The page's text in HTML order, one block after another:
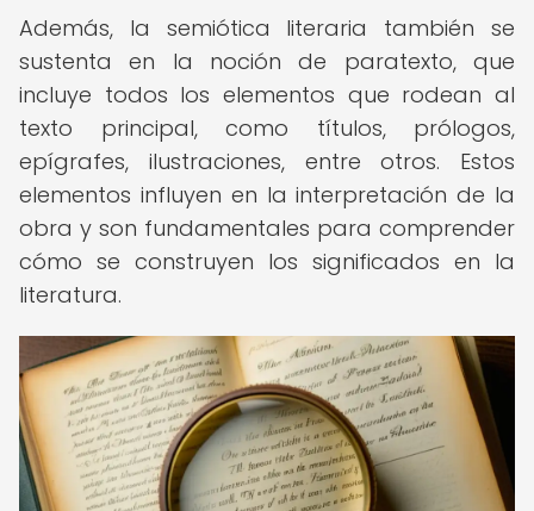
Además, la semiótica literaria también se
sustenta en la noción de paratexto, que
incluye todos los elementos que rodean al
texto principal, como títulos, prólogos,
epígrafes, ilustraciones, entre otros. Estos
elementos influyen en la interpretación de la
obra y son fundamentales para comprender
cómo se construyen los significados en la
literatura.